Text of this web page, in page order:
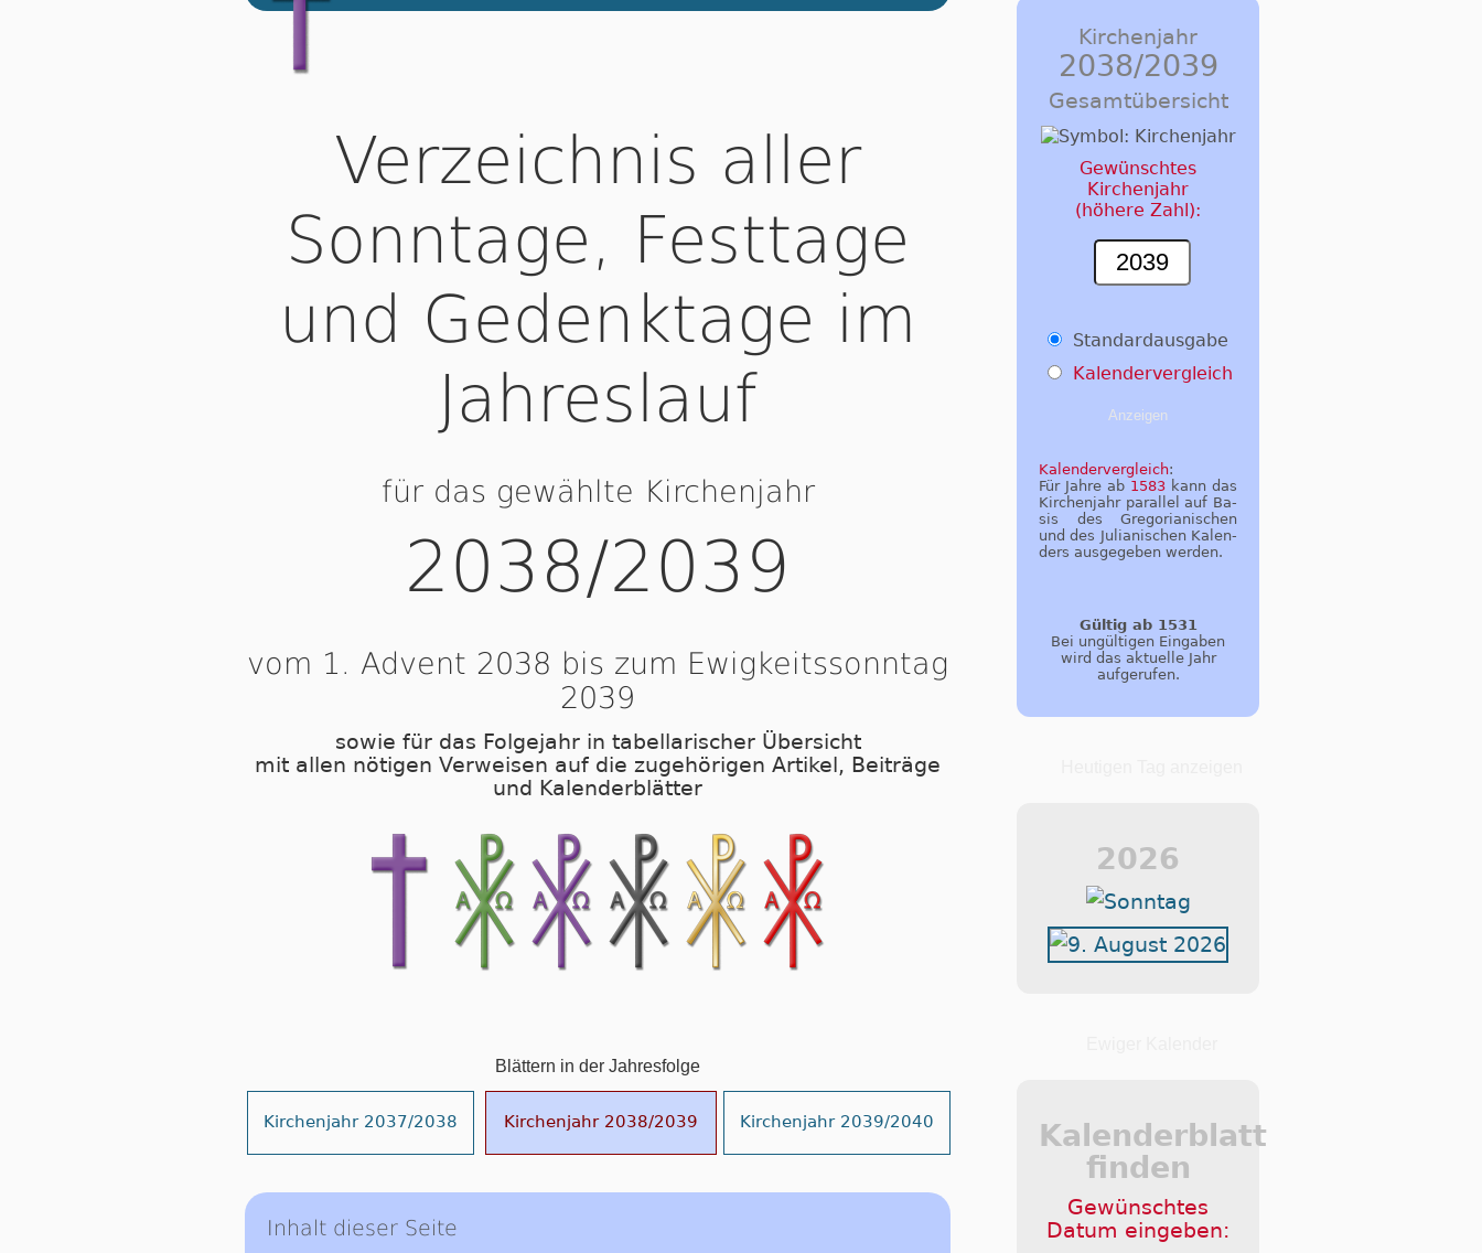
Verzeichnis aller
Sonntage, Festtage
und Gedenktage im
Jahreslauf
für das gewählte Kirchenjahr
2038/2039
vom 1. Advent 2038 bis zum Ewigkeitssonntag
2039
sowie für das Folgejahr in tabellarischer Übersicht
mit allen nötigen Verweisen auf die zugehörigen Artikel, Beiträge
und Kalenderblätter
Blättern in der Jahresfolge
Kirchenjahr 2037/2038 Kirchenjahr 2038/2039 Kirchenjahr 2039/2040
Inhalt dieser Seite
Kirchenjahr
2038/2039
Gesamtübersicht
Gewünschtes
Kirchenjahr
(höhere Zahl):
Standardausgabe
Kalendervergleich
Kalendervergleich:
Für Jahre ab 1583 kann das
Kir­chen­jahr pa­r­al­lel auf Ba­
sis des Gre­go­ri­a­ni­schen
und des Ju­li­a­ni­schen Ka­len­
ders aus­ge­ge­ben wer­den.
Gültig ab 1531
Bei ungültigen Eingaben
wird das aktuelle Jahr
aufgerufen.
2026
Kalenderblatt
finden
Gewünschtes
Datum eingeben: